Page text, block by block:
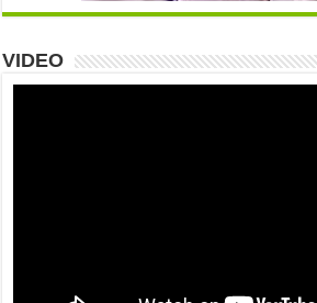
VIDEO